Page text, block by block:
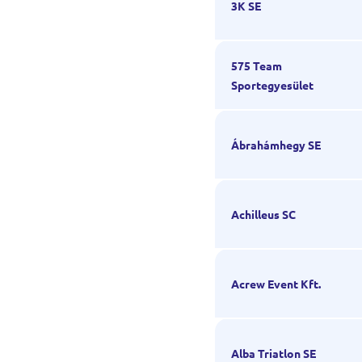
3K SE
575 Team
Sportegyesület
Ábrahámhegy SE
Achilleus SC
Acrew Event Kft.
Alba Triatlon SE